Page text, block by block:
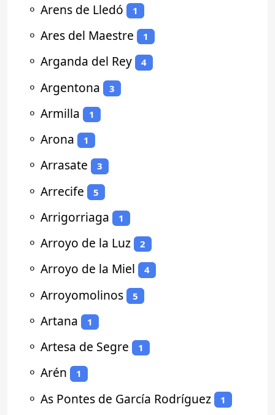
⚬ Arens de Lledó 1
⚬ Ares del Maestre 1
⚬ Arganda del Rey 4
⚬ Argentona 3
⚬ Armilla 1
⚬ Arona 1
⚬ Arrasate 3
⚬ Arrecife 5
⚬ Arrigorriaga 1
⚬ Arroyo de la Luz 2
⚬ Arroyo de la Miel 4
⚬ Arroyomolinos 5
⚬ Artana 1
⚬ Artesa de Segre 1
⚬ Arén 1
⚬ As Pontes de García Rodríguez 1